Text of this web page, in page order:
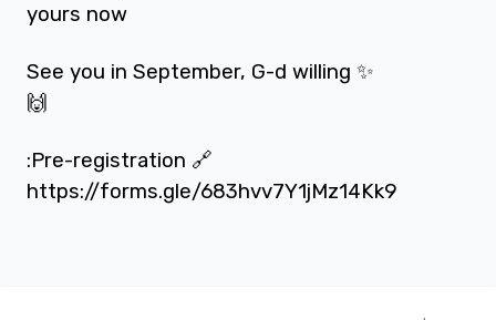
yours now
✨ See you in September, G-d willing
🙌
🔗 Pre-registration:
https://forms.gle/683hvv7Y1jMz14Kk9